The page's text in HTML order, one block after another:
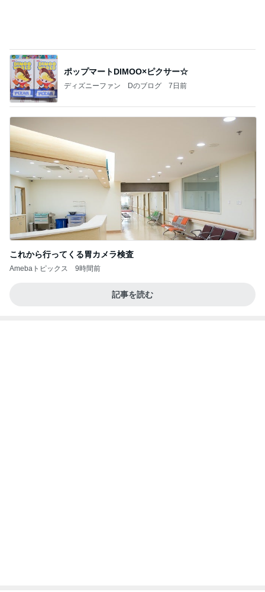
ポップマートDIMOO×ピクサー☆
ディズニーファン Dのブログ 7日前
これから行ってくる胃カメラ検査
Amebaトピックス 9時間前
記事を読む